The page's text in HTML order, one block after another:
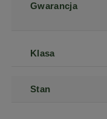
Gwarancja
Klasa
Stan